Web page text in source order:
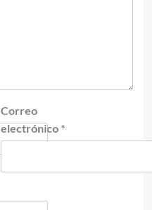
Correo
electrónico *